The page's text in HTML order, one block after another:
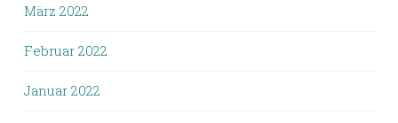
März 2022
Februar 2022
Januar 2022